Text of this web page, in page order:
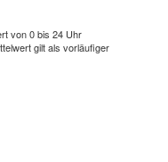
von 0 bis 24 Uhr
gilt als vorläufiger